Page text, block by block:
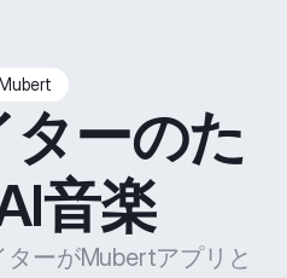
ーのた
音楽
ーがMubertアプリと